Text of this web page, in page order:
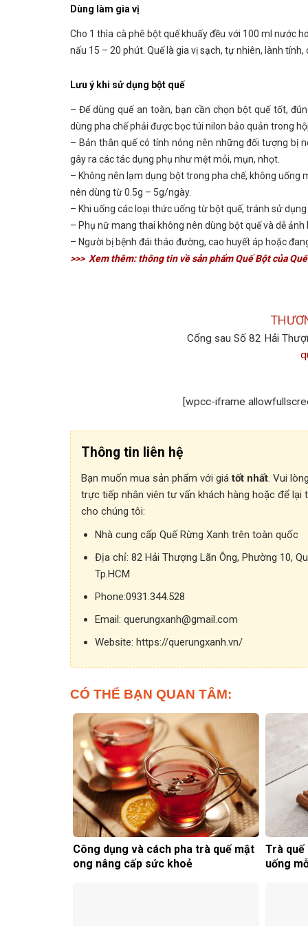
Dùng làm gia vị
Cho 1 thìa cà phê bột quế khuấy đều với 100 ml nước
nấu 15 – 20 phút. Quế là gia vị sạch, tự nhiên, lành
Lưu ý khi sử dụng bột quế
– Để dùng quế an toàn, bạn cần chọn bột quế tốt,
dùng pha chế phải được bọc túi nilon bảo quản trong
– Bản thân quế có tính nóng nên những đối tượng bị
gây ra các tác dụng phụ như mệt mỏi, mụn, nhọt.
– Không nên lạm dụng bột trong pha chế, không uống
nên dùng từ 0.5g – 5g/ngày.
– Khi uống các loại thức uống từ bột quế, tránh sử
– Phụ nữ mang thai không nên dùng bột quế và dễ
– Người bị bệnh đái tháo đường, cao huyết áp hoặc
>>> Xem thêm: thông tin về sản phẩm Quế Bột của
Cổng sau Số 82 Hải
[wpcc-iframe
Thông tin liên hệ
Bạn muốn mua sản phẩm với giátốt nhất. Vui
trực tiếp nhân viên tư vấn khách hàng hoặc để lại
cho chúng tôi:
Nhà cung cấp Quế Rừng Xanh trên toàn quốc
Địa chỉ: 82 Hải Thượng Lãn Ông, Phường 10,
Tp.HCM
Phone:0931.344.528
Email: querungxanh@gmail.com
Website: https://querungxanh.vn/
CÓ THỂ BẠN QUAN TÂM:
Công dụng và cách pha trà quế mật
ong nâng cấp sức khoẻ
Trà quế
uống